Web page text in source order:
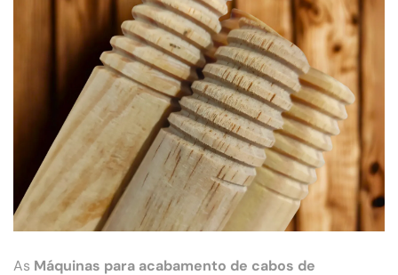
As Máquinas para acabamento de cabos de